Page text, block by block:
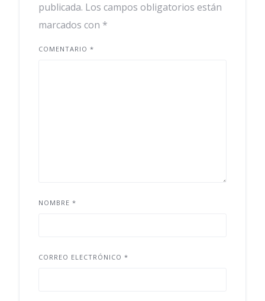
publicada. Los campos obligatorios están
marcados con *
COMENTARIO *
NOMBRE *
CORREO ELECTRÓNICO *